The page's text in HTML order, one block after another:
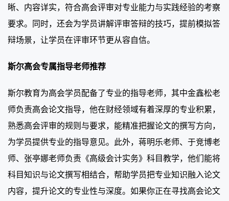
晰、内容详实，符合高会评审对专业能力与实践经验的考察
要求。同时，还会为学员讲解评审答辩的技巧，提前模拟答
辩场景，让学员在评审环节更从容自信。
斯尔高会专属指导老师推荐
斯尔教育为高会学员配备了专业的指导老师，其中金鑫松老
师负责高会论文指导，他在财经领域有着深厚的专业积累，
熟悉高会评审的规则与要求，能精准把握论文的撰写方向，
为学员提供专业的指导意见。此外，蒋明乐老师、于竞博老
师、张亭娜老师负责《高级会计实务》科目教学，他们能将
科目知识与论文撰写相结合，帮助学员把专业知识融入论文
内容，提升论文的专业性与深度。如果你正在寻找高会论文